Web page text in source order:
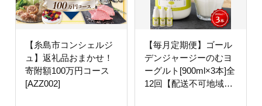
【糸島市コンシェルジ
ュ】返礼品おまかせ！
寄附額100万円コース
[AZZ002]
【毎月定期便】ゴール
デンジャージーのむヨ
ーグルト[900ml×3本]全
12回【配送不可地域：